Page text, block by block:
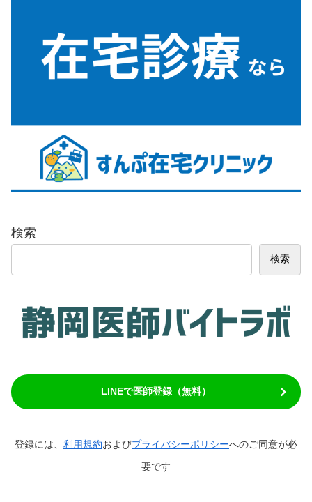
検索
検索
LINEで医師登録（無料）
登録には、 利用規約およびプライバシーポリシーへのご同意が必
要です